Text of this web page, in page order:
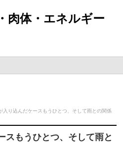
体・エネルギー
入り込んだケースもうひとつ、そして雨との関係
スもうひとつ、そして雨と